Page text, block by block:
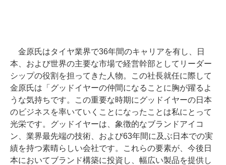
金原氏はタイヤ業界で36年間のキャリアを有し、日
本、および世界の主要な市場で経営幹部としてリーダー
シップの役割を担ってきた人物。この社長就任に際して
金原氏は「グッドイヤーの仲間になることに胸が躍るよ
うな気持ちです。この重要な時期にグッドイヤーの日本
のビジネスを率いていくことになったことは私にとって
光栄です。グッドイヤーは、象徴的なブランドアイコ
ン、業界最先端の技術、および63年間に及ぶ日本での実
績を持つ素晴らしい会社です。これらの要素が、今後日
本においてブランド構築に投資し、幅広い製品を提供し